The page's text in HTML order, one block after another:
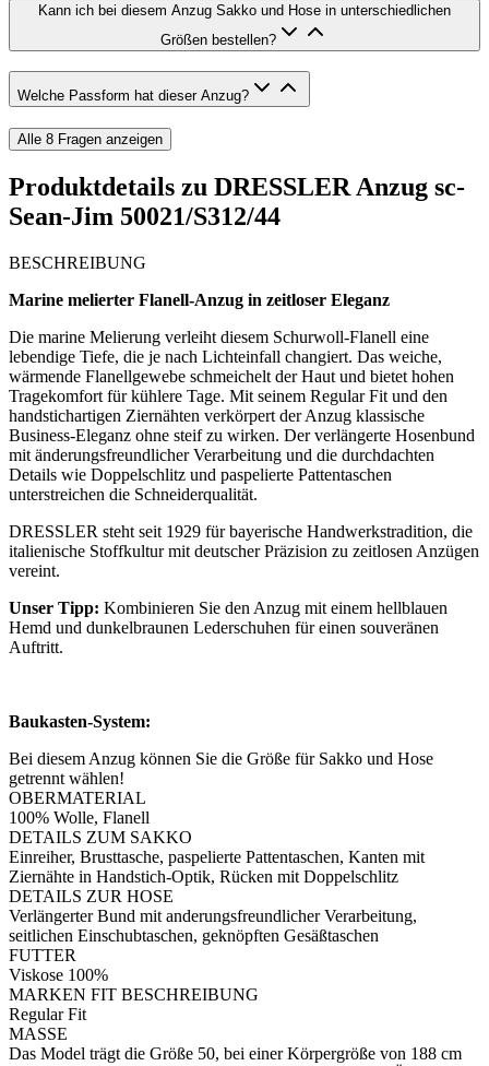
Kann ich bei diesem Anzug Sakko und Hose in unterschiedlichen
Größen bestellen?
Welche Passform hat dieser Anzug?
Alle 8 Fragen anzeigen
Produktdetails zu DRESSLER Anzug sc-
Sean-Jim 50021/S312/44
BESCHREIBUNG
Marine melierter Flanell-Anzug in zeitloser Eleganz
Die marine Melierung verleiht diesem Schurwoll-Flanell eine
lebendige Tiefe, die je nach Lichteinfall changiert. Das weiche,
wärmende Flanellgewebe schmeichelt der Haut und bietet hohen
Tragekomfort für kühlere Tage. Mit seinem Regular Fit und den
handstichartigen Ziernähten verkörpert der Anzug klassische
Business-Eleganz ohne steif zu wirken. Der verlängerte Hosenbund
mit änderungsfreundlicher Verarbeitung und die durchdachten
Details wie Doppelschlitz und paspelierte Pattentaschen
unterstreichen die Schneiderqualität.
DRESSLER steht seit 1929 für bayerische Handwerkstradition, die
italienische Stoffkultur mit deutscher Präzision zu zeitlosen Anzügen
vereint.
Unser Tipp: Kombinieren Sie den Anzug mit einem hellblauen
Hemd und dunkelbraunen Lederschuhen für einen souveränen
Auftritt.
Baukasten-System:
Bei diesem Anzug können Sie die Größe für Sakko und Hose
getrennt wählen!
OBERMATERIAL
100% Wolle, Flanell
DETAILS ZUM SAKKO
Einreiher, Brusttasche, paspelierte Pattentaschen, Kanten mit
Ziernähte in Handstich-Optik, Rücken mit Doppelschlitz
DETAILS ZUR HOSE
Verlängerter Bund mit anderungsfreundlicher Verarbeitung,
seitlichen Einschubtaschen, geknöpften Gesäßtaschen
FUTTER
Viskose 100%
MARKEN FIT BESCHREIBUNG
Regular Fit
MASSE
Das Model trägt die Größe 50, bei einer Körpergröße von 188 cm